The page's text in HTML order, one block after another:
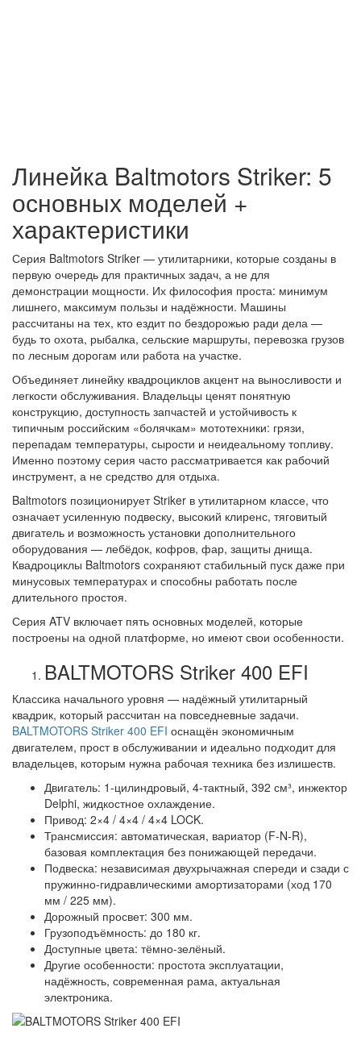
Линейка Baltmotors Striker: 5
основных моделей +
характеристики
Серия Baltmotors Striker — утилитарники, которые созданы в
первую очередь для практичных задач, а не для
демонстрации мощности. Их философия проста: минимум
лишнего, максимум пользы и надёжности. Машины
рассчитаны на тех, кто ездит по бездорожью ради дела —
будь то охота, рыбалка, сельские маршруты, перевозка грузов
по лесным дорогам или работа на участке.
Объединяет линейку квадроциклов акцент на выносливости и
легкости обслуживания. Владельцы ценят понятную
конструкцию, доступность запчастей и устойчивость к
типичным российским «болячкам» мототехники: грязи,
перепадам температуры, сырости и неидеальному топливу.
Именно поэтому серия часто рассматривается как рабочий
инструмент, а не средство для отдыха.
Baltmotors позиционирует Striker в утилитарном классе, что
означает усиленную подвеску, высокий клиренс, тяговитый
двигатель и возможность установки дополнительного
оборудования — лебёдок, кофров, фар, защиты днища.
Квадроциклы Baltmotors сохраняют стабильный пуск даже при
минусовых температурах и способны работать после
длительного простоя.
Серия ATV включает пять основных моделей, которые
построены на одной платформе, но имеют свои особенности.
BALTMOTORS Striker 400 EFI
Классика начального уровня — надёжный утилитарный
квадрик, который рассчитан на повседневные задачи.
BALTMOTORS Striker 400 EFI оснащён экономичным
двигателем, прост в обслуживании и идеально подходит для
владельцев, которым нужна рабочая техника без излишеств.
Двигатель: 1-цилиндровый, 4-тактный, 392 см³, инжектор
Delphi, жидкостное охлаждение.
Привод: 2×4 / 4×4 / 4×4 LOCK.
Трансмиссия: автоматическая, вариатор (F-N-R),
базовая комплектация без понижающей передачи.
Подвеска: независимая двухрычажная спереди и сзади с
пружинно-гидравлическими амортизаторами (ход 170
мм / 225 мм).
Дорожный просвет: 300 мм.
Грузоподъёмность: до 180 кг.
Доступные цвета: тёмно-зелёный.
Другие особенности: простота эксплуатации,
надёжность, современная рама, актуальная
электроника.